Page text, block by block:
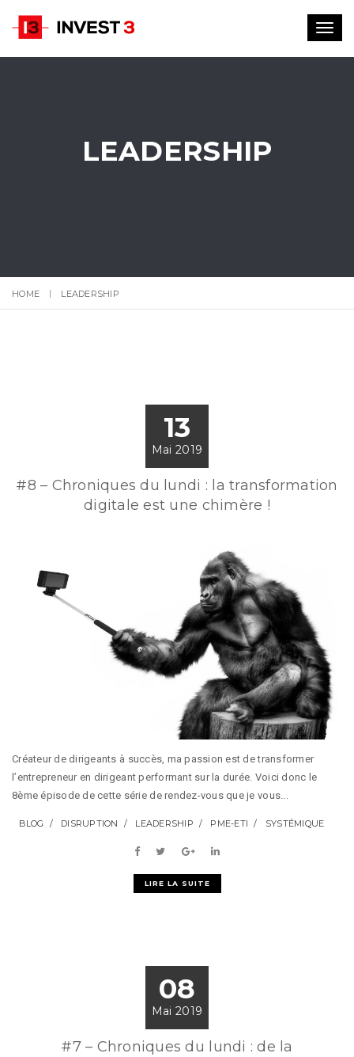
LEADERSHIP
HOME LEADERSHIP
13
Mai 2019
#8 – Chroniques du lundi : la transformation
digitale est une chimère !
Créateur de dirigeants à succès, ma passion est de transformer
l’entrepreneur en dirigeant performant sur la durée. Voici donc le
8ème épisode de cette série de rendez-vous que je vous...
BLOG DISRUPTION LEADERSHIP PME-ETI SYSTÉMIQUE
LIRE LA SUITE
08
Mai 2019
#7 – Chroniques du lundi : de la